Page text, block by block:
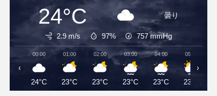
24°C 曇り
2.9 m/s 97% 757mmHg
00:00
24°C
01:00
23°C
02:00
23°C
03:00
23°C
04:00
23°C
05:00
23°C
‹ ›